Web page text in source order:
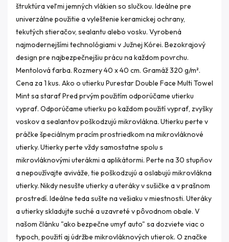
štruktúra veľmi jemných vlákien so slučkou. Ideálne pre
univerzálne použitie a vyleštenie keramickej ochrany,
tekutých stieračov, sealantu alebo vosku. Vyrobená
najmodernejšími technológiami v Južnej Kórei. Bezokrajový
design pre najbezpečnejšiu prácu na každom povrchu.
Mentolová farba. Rozmery 40 x 40 cm. Gramáž 320 g/m².
Cena za 1 kus. Ako o utierku Purestar Double Face Multi Towel
Mint sa starať Pred prvým použitím odporúčame utierku
vyprať. Odporúčame utierku po každom použití vyprať, zvyšky
voskov a sealantov poškodzujú mikrovlákna. Utierku perte v
práčke špeciálnym pracím prostriedkom na mikrovláknové
utierky. Utierky perte vždy samostatne spolu s
mikrovláknovými uterákmi a aplikátormi. Perte na 30 stupňov
a nepoužívajte aviváže, tie poškodzujú a oslabujú mikrovlákna
utierky. Nikdy nesušte utierky a uteráky v sušičke a v prašnom
prostredí. Ideálne teda sušte na vešiaku v miestnosti. Uteráky
a utierky skladujte suché a uzavreté v pôvodnom obale. V
našom článku "ako bezpečne umyť auto" sa dozviete viac o
typoch, použití aj údržbe mikrovláknových utierok. O značke